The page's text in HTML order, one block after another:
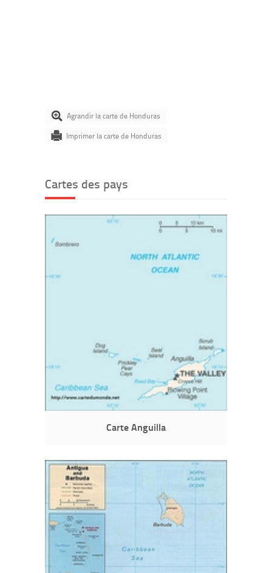
Agrandir la carte de Honduras
Imprimer la carte de Honduras
Cartes des pays
Carte Anguilla